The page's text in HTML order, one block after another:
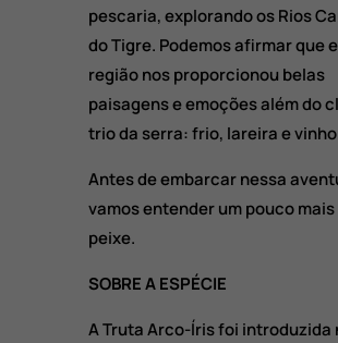
pescaria, explorando os Rios
do Tigre. Podemos afirmar que
região nos proporcionou belas
paisagens e emoções além do
trio da serra: frio, lareira e
Antes de embarcar nessa
vamos entender um pouco
peixe.
SOBRE A ESPÉCIE
A Truta Arco-Íris foi introduzida